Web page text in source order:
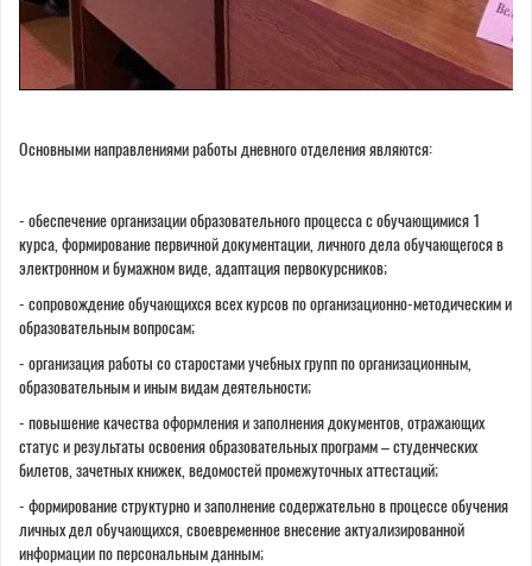
Основными направлениями работы дневного отделения являются:
- обеспечение организации образовательного процесса с обучающимися 1
курса, формирование первичной документации, личного дела обучающегося в
электронном и бумажном виде, адаптация первокурсников;
- сопровождение обучающихся всех курсов по организационно-методическим и
образовательным вопросам;
- организация работы со старостами учебных групп по организационным,
образовательным и иным видам деятельности;
- повышение качества оформления и заполнения документов, отражающих
статус и результаты освоения образовательных программ – студенческих
билетов, зачетных книжек, ведомостей промежуточных аттестаций;
- формирование структурно и заполнение содержательно в процессе обучения
личных дел обучающихся, своевременное внесение актуализированной
информации по персональным данным;